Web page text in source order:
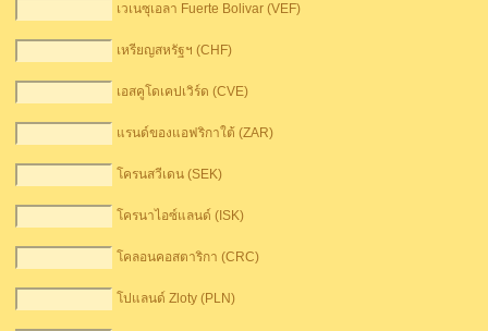
เวเนซุเอลา Fuerte Bolivar (VEF)
เหรียญสหรัฐฯ (CHF)
เอสคูโดเคปเวิร์ด (CVE)
แรนด์ของแอฟริกาใต้ (ZAR)
โครนสวีเดน (SEK)
โครนาไอซ์แลนด์ (ISK)
โคลอนคอสตาริกา (CRC)
โปแลนด์ Zloty (PLN)